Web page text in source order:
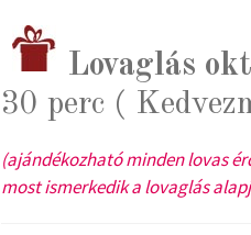
Lovaglás
30 perc (
(ajándékozható minden lovas
most ismerkedik a lovaglás